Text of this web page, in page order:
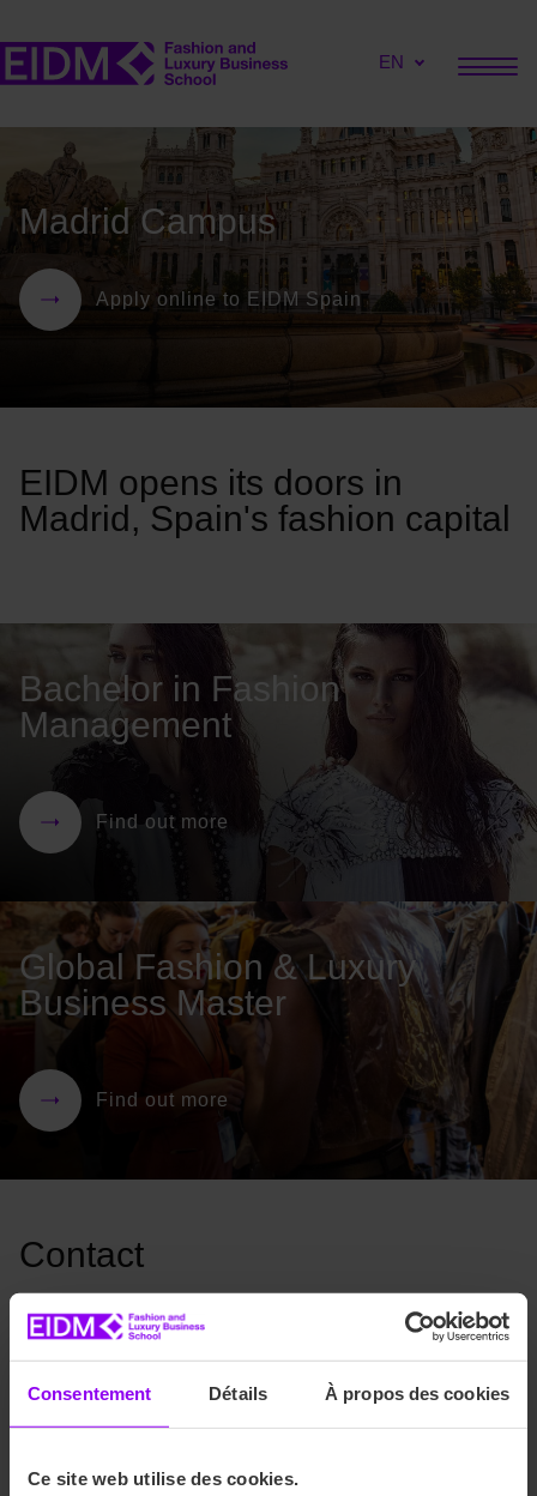
Consentement Détails À propos des cookies
Ce site web utilise des cookies.
EN
Madrid Campus
Apply online to EIDM Spain
EIDM opens its doors in
Madrid, Spain's fashion capital
Bachelor in Fashion
Management
Find out more
Global Fashion & Luxury
Business Master
Find out more
Contact
Madrid Paseo del Prado 40,
access via Calle Cenicero 9
28014 Madrid
(+34) 913 78 95 95